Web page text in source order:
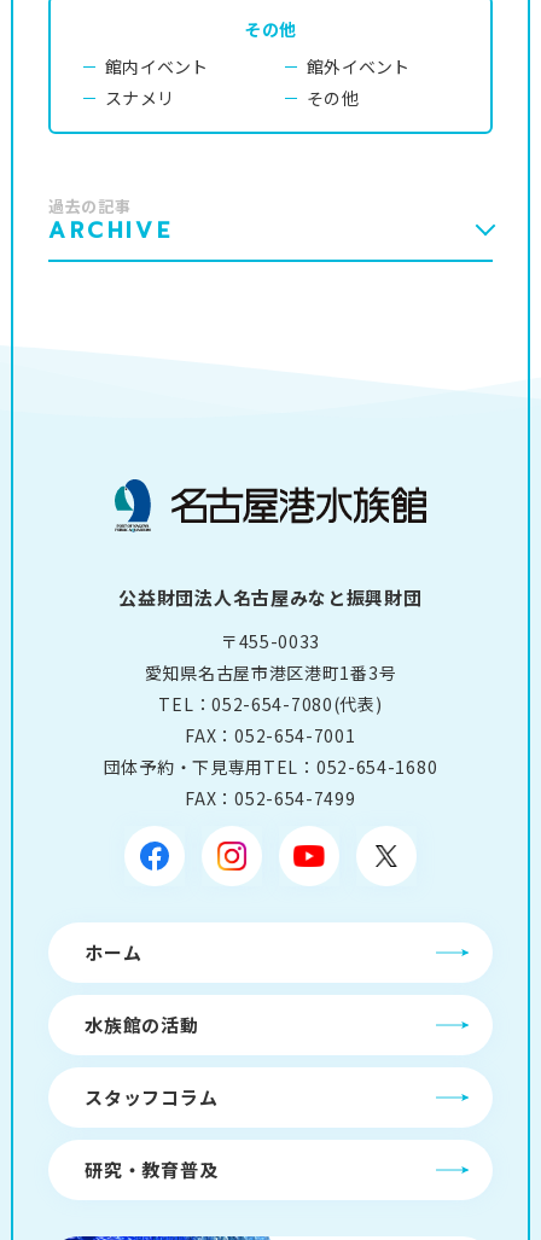
その他
館内イベント
館外イベント
スナメリ
その他
過去の記事
ARCHIVE
公益財団法人名古屋みなと振興財団
〒455-0033
愛知県名古屋市港区港町1番3号
TEL：052-654-7080(代表)
FAX：052-654-7001
団体予約・下見専用TEL： 052-654-1680
FAX：052-654-7499
ホーム
水族館の活動
スタッフコラム
研究・教育普及